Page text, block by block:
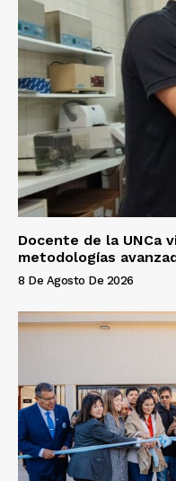
Docente de la UNCa
metodologías
8 De Agosto De 2026